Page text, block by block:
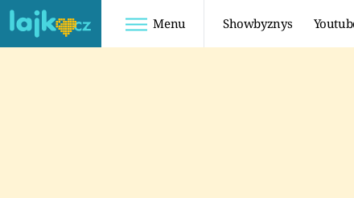
Menu Showbyznys